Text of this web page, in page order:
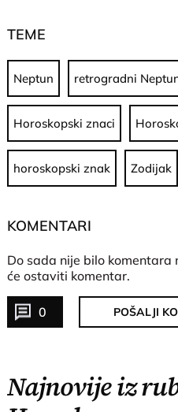
TEME
Neptun retrogradni
Horoskopski znaci
horoskopski znak Zodijak
KOMENTARI
Do sada nije bilo komentara
će ostaviti komentar.
0 POŠALJI
Najnovije iz